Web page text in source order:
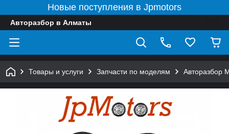
Новые поступления в Jpmotors
Авторазбор в Алматы
Товары и услуги Запчасти по моделям Авторазбор